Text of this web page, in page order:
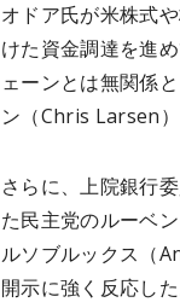
オドア氏が米株式
けた資金調達を進
ェーンとは無関係
ン（Chris Larsen
さらに、上院銀行
た民主党のルーベ
ルソブルックス（
開示に強く反応し